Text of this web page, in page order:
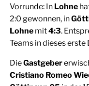
Vorrunde: In Lohne
2:0 gewonnen, in
Lohne mit4:3.
Teams in dieses erste
DieGastgeber
Cristiano Romeo